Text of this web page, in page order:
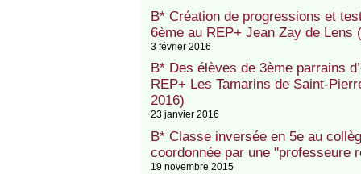
B* Création de progressions et
6ème au REP+ Jean Zay de Lens
3 février 2016
B* Des élèves de 3ème parrains
REP+ Les Tamarins de Saint-
2016)
23 janvier 2016
B* Classe inversée en 5e au
coordonnée par une "professeure
19 novembre 2015